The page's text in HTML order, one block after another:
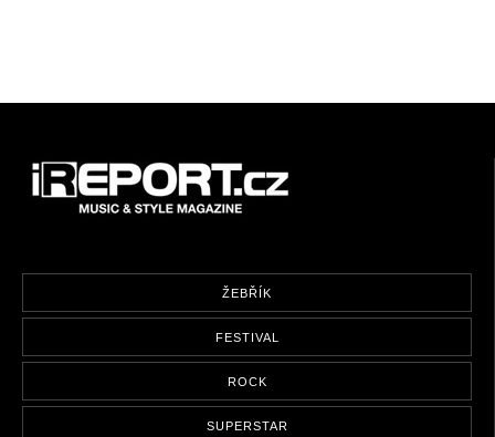
ŽEBŘÍK
FESTIVAL
ROCK
SUPERSTAR